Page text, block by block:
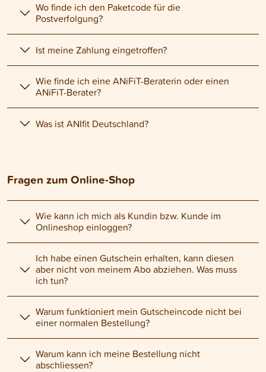
Wo finde ich den Paketcode für die
Postverfolgung?
Ist meine Zahlung eingetroffen?
Wie finde ich eine ANiFiT-Beraterin oder einen
ANiFiT-Berater?
Was ist ANIfit Deutschland?
Fragen zum Online-Shop
Wie kann ich mich als Kundin bzw. Kunde im
Onlineshop einloggen?
Ich habe einen Gutschein erhalten, kann diesen
aber nicht von meinem Abo abziehen. Was muss
ich tun?
Warum funktioniert mein Gutscheincode nicht bei
einer normalen Bestellung?
Warum kann ich meine Bestellung nicht
abschliessen?